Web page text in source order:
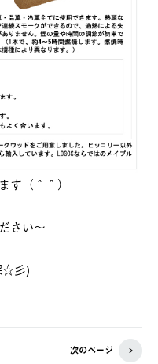
す（＾＾）
さい～
☆彡)
次のページ